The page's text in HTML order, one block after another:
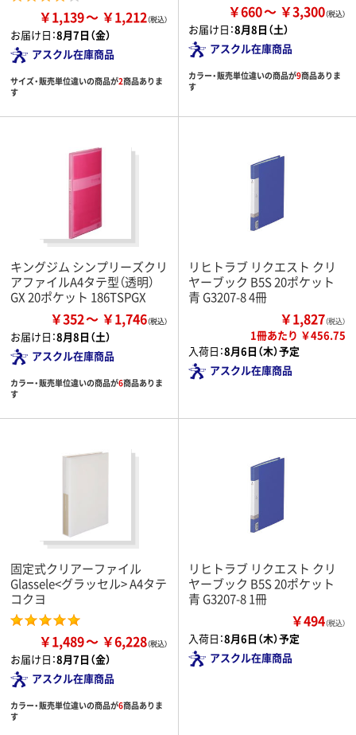
￥1,139 ￥1,212
お届け日：8月7日（金）
アスクル在庫商品
サイズ・販売単位違いの商品が2商品ありま
す
￥660 ￥3,300
お届け日：8月8日（土）
アスクル在庫商品
カラー・販売単位違いの商品が9商品ありま
す
キングジム シンプリーズクリ
アファイルA4タテ型（透明）
GX 20ポケット 186TSPGX
￥352 ￥1,746
お届け日：8月8日（土）
アスクル在庫商品
カラー・販売単位違いの商品が6商品ありま
す
リヒトラブ リクエスト クリ
ヤーブック B5S 20ポケット
青 G3207-8 4冊
￥1,827（税込）
1冊あたり ￥456.75
入荷日：8月6日（木）予定
アスクル在庫商品
固定式クリアーファイル
Glassele<グラッセル> A4タテ
コクヨ
￥1,489 ￥6,228
お届け日：8月7日（金）
アスクル在庫商品
カラー・販売単位違いの商品が6商品ありま
す
リヒトラブ リクエスト クリ
ヤーブック B5S 20ポケット
青 G3207-8 1冊
￥494（税込）
入荷日：8月6日（木）予定
アスクル在庫商品